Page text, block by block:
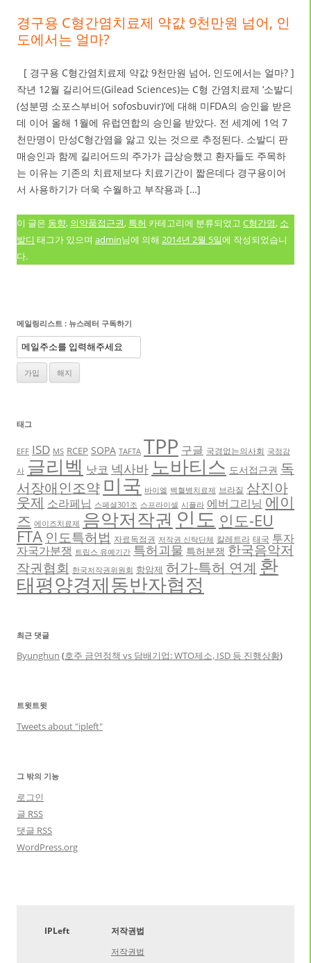
경구용 C형간염치료제 약값 9천만원 넘어, 인
도에서는 얼마?
[ 경구용 C형간염치료제 약값 9천만원 넘어, 인도에서는 얼마? ]
작년 12월 길리어드(Gilead Sciences)는 C형 간염치료제 ‘소발디
(성분명 소포스부비어 sofosbuvir)’에 대해 미FDA의 승인을 받은
데 이어 올해 1월에 유럽연합의 승인을 받았다. 전 세계에 1억 7
천만명이 만성C형간염을 앓고 있는 것으로 추정된다. 소발디 판
매승인과 함께 길리어드의 주가가 급상승했고 환자들도 주목하
는 이유는 기존의 치료제보다 치료기간이 짧은데다 경구용이어
서 사용하기가 더욱 수월하고 부작용과 […]
이 글은 동향, 의약품접근권, 특허 카테고리에 분류되었고 C형간염, 소
발디 태그가 있으며 admin님에 의해 2014년 2월 5일에 작성되었습니
다.
메일링리스트 : 뉴스레터 구독하기
태그
EFF ISD MS RCEP SOPA TAFTA TPP 구글 국경없는의사회 국정감
사 글리벡 낫코 넥사바 노바티스 도서접근권 독
서장애인조약 미국 바이엘 백혈병치료제 브라질 삼진아
웃제 소라페닙 스페셜301조 스프라이셀 시플라 에버그리닝 에이
즈 에이즈치료제 음악저작권 인도 인도-EU
FTA 인도특허법 자료독점권 저작권 신탁단체 칼레트라 태국 투자
자국가분쟁 트립스 유예기간 특허괴물 특허분쟁 한국음악저
작권협회 한국저작권위원회 항암제 허가-특허 연계 환
태평양경제동반자협정
최근 댓글
Byunghun (호주 금연정책 vs 담배기업: WTO제소, ISD 등 진행상황)
트윗트윗
Tweets about "ipleft"
그 밖의 기능
로그인
글 RSS
댓글 RSS
WordPress.org
IPLeft
저작권법
저작권법